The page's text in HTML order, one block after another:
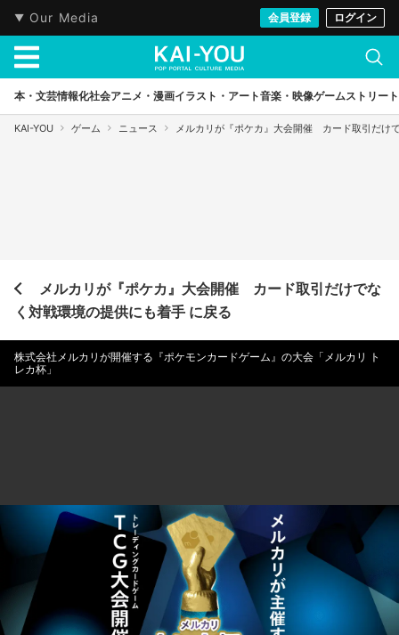
Our Media 会員登録 ログイン
本・文芸情報化社会アニメ・漫画イラスト・アート音楽・映像ゲームストリート
KAI-YOU ゲーム ニュース メルカリが『ポケカ』大会開催 カード取引だけ
メルカリが『ポケカ』大会開催 カード取引だけでな
く対戦環境の提供にも着手 に戻る
株式会社メルカリが開催する『ポケモンカードゲーム』の大会「メルカリ ト
レカ杯」